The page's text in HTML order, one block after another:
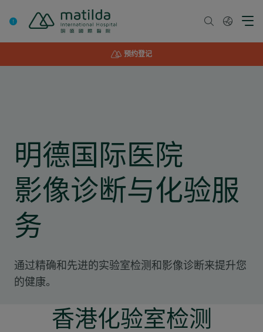
预约登记
明德国际医院
影像诊断与化验服
务
通过精确和先进的实验室检测和影像诊断来提升您
的健康。
香港化验室检测